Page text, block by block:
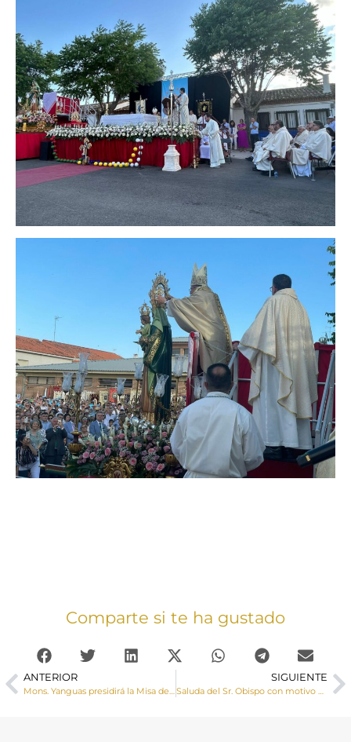
Comparte si te ha gustado
ANTERIOR
Mons. Yanguas presidirá la Misa del Corpus Christi, el 2 de junio, a las 18 h. en la Catedral y al finalizar la Custodia saldrá en procesión por las calles de Cuenca
SIGUIENTE
Saluda del Sr. Obispo con motivo de la festividad de Ntra. Sra. de la Virgen de la Luz, patrona de la ciudad de Cuenca y Alcaldesa de honor